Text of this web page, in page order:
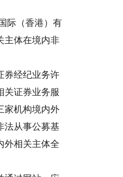
际（香港）有
主体在境内非
经纪业务许
关证券业务服
家机构境内外
法从事公募基
外相关主体全